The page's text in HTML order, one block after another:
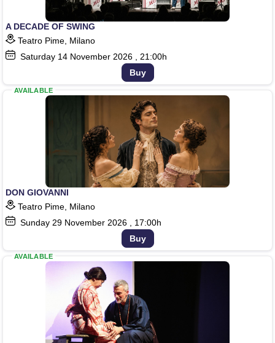
A DECADE OF SWING
Teatro Pime, Milano
Saturday 14 November 2026 , 21:00h
Buy
DON GIOVANNI
Teatro Pime, Milano
Sunday 29 November 2026 , 17:00h
AVAILABLE
Buy
AVAILABLE